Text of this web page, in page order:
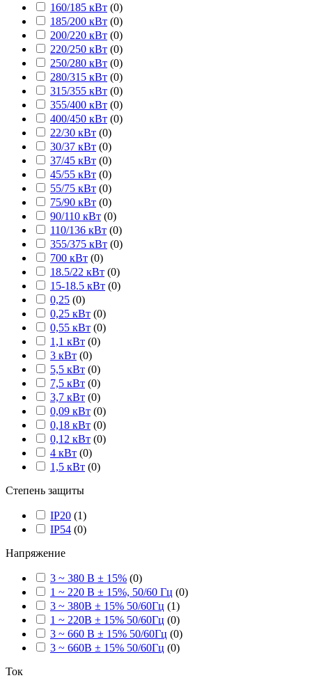
160/185 кВт (0)
185/200 кВт (0)
200/220 кВт (0)
220/250 кВт (0)
250/280 кВт (0)
280/315 кВт (0)
315/355 кВт (0)
355/400 кВт (0)
400/450 кВт (0)
22/30 кВт (0)
30/37 кВт (0)
37/45 кВт (0)
45/55 кВт (0)
55/75 кВт (0)
75/90 кВт (0)
90/110 кВт (0)
110/136 кВт (0)
355/375 кВт (0)
700 кВт (0)
18.5/22 кВт (0)
15-18.5 кВт (0)
0,25 (0)
0,25 кВт (0)
0,55 кВт (0)
1,1 кВт (0)
3 кВт (0)
5,5 кВт (0)
7,5 кВт (0)
3,7 кВт (0)
0,09 кВт (0)
0,18 кВт (0)
0,12 кВт (0)
4 кВт (0)
1,5 кВт (0)
Степень защиты
IP20 (1)
IP54 (0)
Напряжение
3 ~ 380 В ± 15% (0)
1 ~ 220 В ± 15%, 50/60 Гц (0)
3 ~ 380В ± 15% 50/60Гц (1)
1 ~ 220В ± 15% 50/60Гц (0)
3 ~ 660 В ± 15% 50/60Гц (0)
3 ~ 660В ± 15% 50/60Гц (0)
Ток